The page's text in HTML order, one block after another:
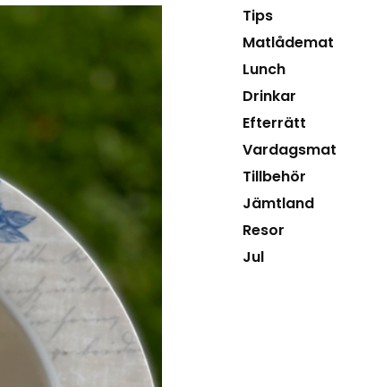
Tips
Matlådemat
Lunch
Drinkar
Efterrätt
Vardagsmat
Tillbehör
Jämtland
Resor
Jul